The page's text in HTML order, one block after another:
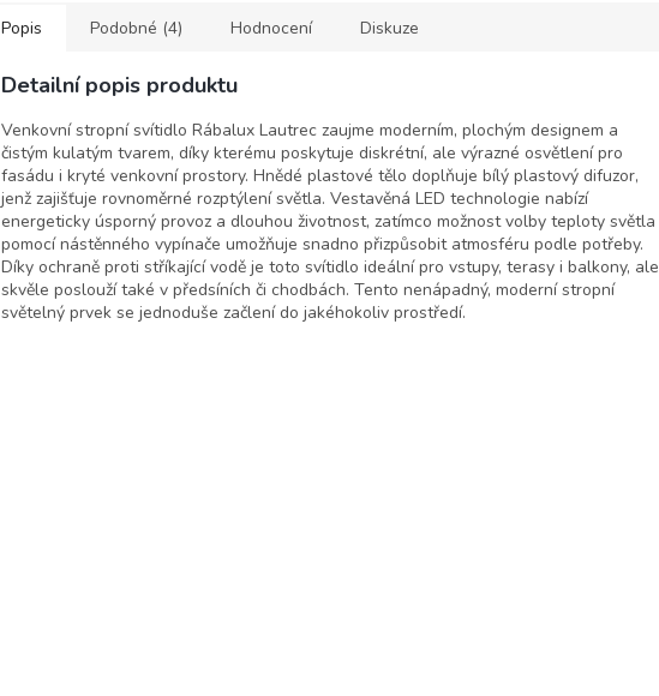
Popis Podobné (4) Hodnocení Diskuze
Detailní popis produktu
Venkovní stropní svítidlo Rábalux Lautrec zaujme moderním, plochým designem a
čistým kulatým tvarem, díky kterému poskytuje diskrétní, ale výrazné osvětlení pro
fasádu i kryté venkovní prostory. Hnědé plastové tělo doplňuje bílý plastový difuzor,
jenž zajišťuje rovnoměrné rozptýlení světla. Vestavěná LED technologie nabízí
energeticky úsporný provoz a dlouhou životnost, zatímco možnost volby teploty světla
pomocí nástěnného vypínače umožňuje snadno přizpůsobit atmosféru podle potřeby.
Díky ochraně proti stříkající vodě je toto svítidlo ideální pro vstupy, terasy i balkony, ale
skvěle poslouží také v předsíních či chodbách. Tento nenápadný, moderní stropní
světelný prvek se jednoduše začlení do jakéhokoliv prostředí.